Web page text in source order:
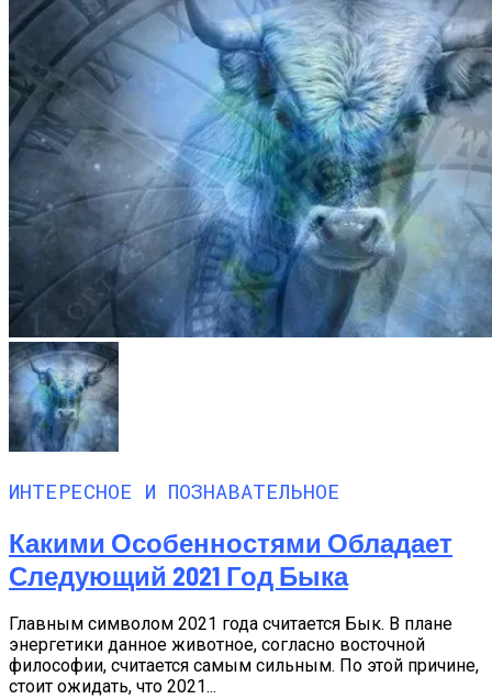
ИНТЕРЕСНОЕ И ПОЗНАВАТЕЛЬНОЕ
Какими Особенностями Обладает
Следующий 2021 Год Быка
Главным символом 2021 года считается Бык. В плане
энергетики данное животное, согласно восточной
философии, считается самым сильным. По этой причине,
стоит ожидать, что 2021...